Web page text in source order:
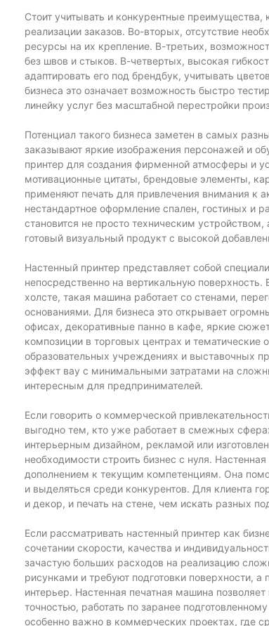
Стоит учитывать и конкурентные
реализации заказов. Во-вторых, отсутствие
ресурсы на их крепление. В-третьих,
без швов и стыков. В-четвертых, высокая
адаптировать его под брендбук, учитывать
бизнеса это означает возможность быстро
линейку услуг без масштабной перестройки
Потенциал такого бизнеса заметен в самых
заказывают яркие изображения персонажей и
принтер для создания фирменной атмосферы и
мотивационные цитаты, брендовые элементы,
применяют печать для привлечения внимания к
нестандартное оформление спален, гостиных и
становится не просто техническим
готовый визуальный продукт с высокой
Настенный принтер представляет собой
непосредственно на вертикальную поверхность.
холсте, такая машина работает со стенами,
основаниями. Для бизнеса это открывает
офисах, декоративные панно в кафе, яркие
композиции в торговых центрах и тематические
образовательных учреждениях и выставочных
эффект вау с минимальными затратами на
интересным для предпринимателей.
Если говорить о коммерческой
выгодно тем, кто уже работает в смежных
интерьерным дизайном, рекламой или
необходимости строить бизнес с нуля.
дополнением к текущим компетенциям. Она
и выделяться среди конкурентов. Для клиента
и декор, и печать на стене, чем искать разных
Если рассматривать настенный принтер как
сочетании скорости, качества и
зачастую больших расходов на реализацию
рисунками и требуют подготовки поверхности, а
интерьер. Настенная печатная машина
точностью, работать по заранее
особенно важно в коммерческих проектах, где